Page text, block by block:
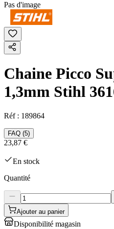
Pas d'image
Chaine Picco
1,3mm Stihl
Réf : 189864
FAQ (5)
23,87 €
En stock
Quantité
Ajouter au panier
Disponibilité magasin